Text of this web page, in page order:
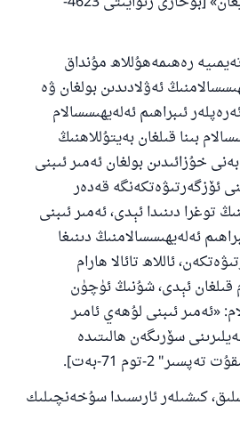
رەھىمەھۇللاھ مۇنداق
ئەۋلادىدىن بولغان ۋە
ئىبراھىم ئەلەيھىسسالام
بىنا قىلغان بەيتۇللاھنىڭ
خۇزائىدىن بولغان ئەمىر ئىبنى
ئۆزگەرتىۋەتكەنگە قەدەر
توغرا دىنىدا ئېدى، ئەمىر ئىبنى
ئەلەيھىسسالامنىڭ دىنىغا
ئاللاھ تائالا ھارام
قىلغان ئېدى، شۇنىڭ ئۈچۈن
«ئەمىر ئىبنى لۇھەي ئامىر
سۆرىگەن ھالىتىدە
2-توم 71-بەت].
كىشىلەر ئارىسىدا سۇخەنچىلىك